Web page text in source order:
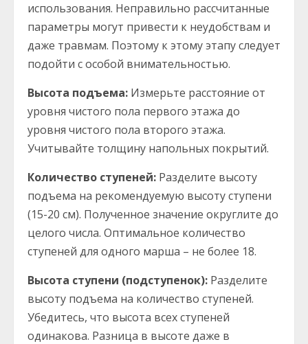
использования. Неправильно рассчитанные
параметры могут привести к неудобствам и
даже травмам. Поэтому к этому этапу следует
подойти с особой внимательностью.
Высота подъема: Измерьте расстояние от
уровня чистого пола первого этажа до
уровня чистого пола второго этажа.
Учитывайте толщину напольных покрытий.
Количество ступеней: Разделите высоту
подъема на рекомендуемую высоту ступени
(15-20 см). Полученное значение округлите до
целого числа. Оптимальное количество
ступеней для одного марша – не более 18.
Высота ступени (подступенок): Разделите
высоту подъема на количество ступеней.
Убедитесь, что высота всех ступеней
одинакова. Разница в высоте даже в